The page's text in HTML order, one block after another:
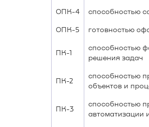
ОПК-4 способностью
ОПК-5 готовностью
ПК-1
способностью
решения задач
ПК-2
способностью
объектов и
ПК-3
способностью
автоматизации